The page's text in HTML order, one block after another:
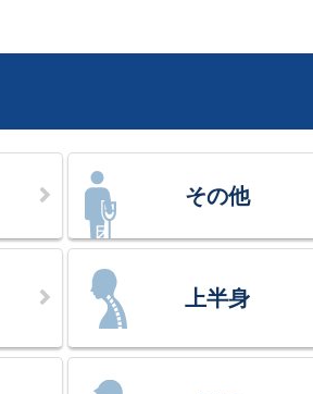
その他
上半身